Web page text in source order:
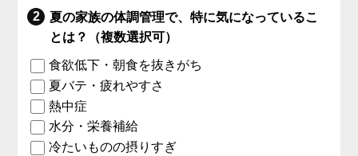
夏の家族の体調管理で、特に気になっているこ
とは？（複数選択可）
食欲低下・朝食を抜きがち
夏バテ・疲れやすさ
熱中症
水分・栄養補給
冷たいものの摂りすぎ